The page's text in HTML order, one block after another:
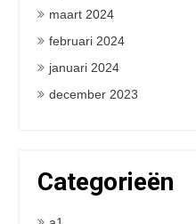
maart 2024
februari 2024
januari 2024
december 2023
Categorieën